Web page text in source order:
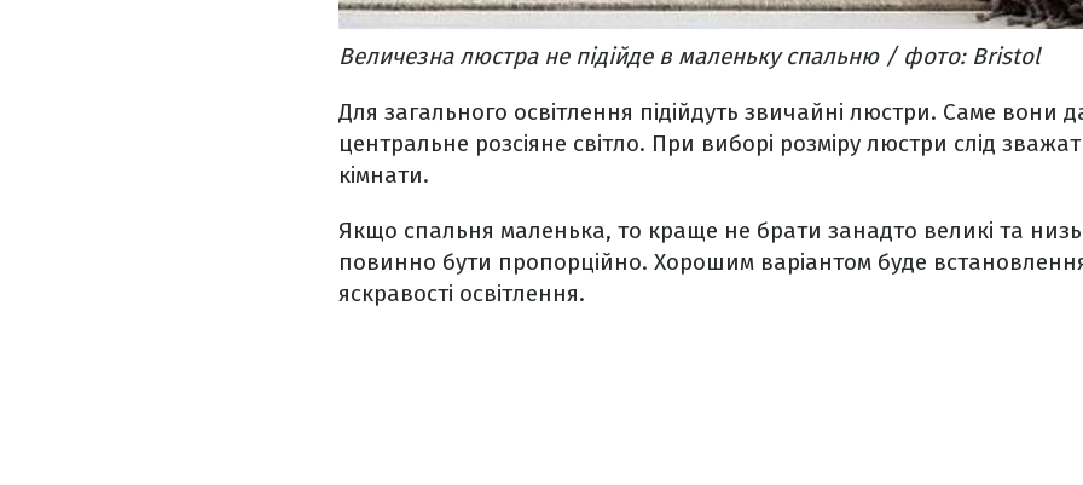
Величезна люстра не підійде в маленьку спальню / фото: Bristol
Для загального освітлення підійдуть звичайні люстри. Саме вони
центральне розсіяне світло. При виборі розміру люстри слід
кімнати.
Якщо спальня маленька, то краще не брати занадто великі та
повинно бути пропорційно. Хорошим варіантом буде
яскравості освітлення.